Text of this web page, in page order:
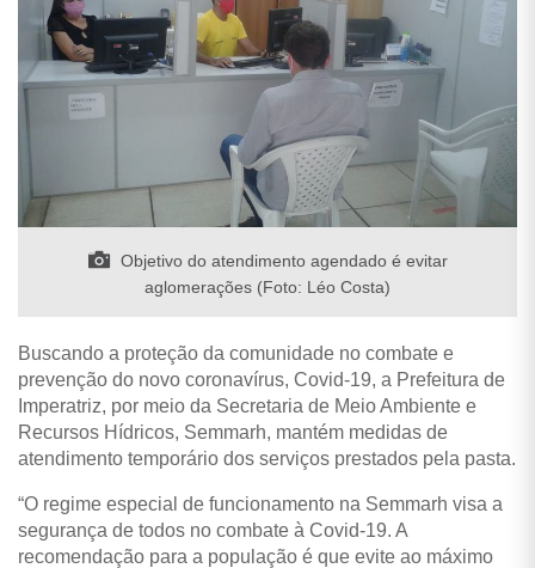
Objetivo do atendimento agendado é evitar
aglomerações (Foto: Léo Costa)
Buscando a proteção da comunidade no combate e
prevenção do novo coronavírus, Covid-19, a Prefeitura de
Imperatriz, por meio da Secretaria de Meio Ambiente e
Recursos Hídricos, Semmarh, mantém medidas de
atendimento temporário dos serviços prestados pela pasta.
“O regime especial de funcionamento na Semmarh visa a
segurança de todos no combate à Covid-19. A
recomendação para a população é que evite ao máximo